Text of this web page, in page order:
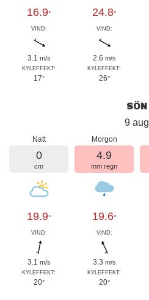
16.9°
VIND:
3.1 m/s
KYLEFFEKT:
17°
24.8°
VIND:
2.6 m/s
KYLEFFEKT:
26°
SÖN
9 aug
Natt
0
cm
19.9°
VIND:
3.1 m/s
KYLEFFEKT:
20°
Morgon
4.9
mm regn
19.6°
VIND:
3.3 m/s
KYLEFFEKT:
20°